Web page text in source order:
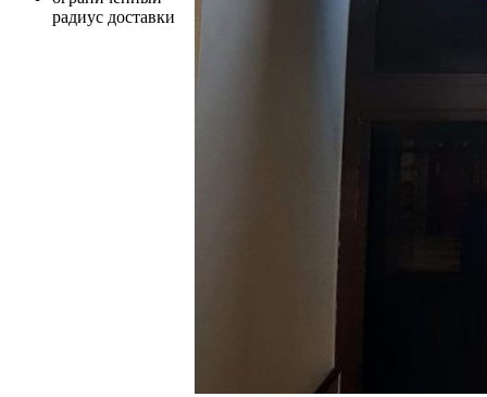
радиус доставки